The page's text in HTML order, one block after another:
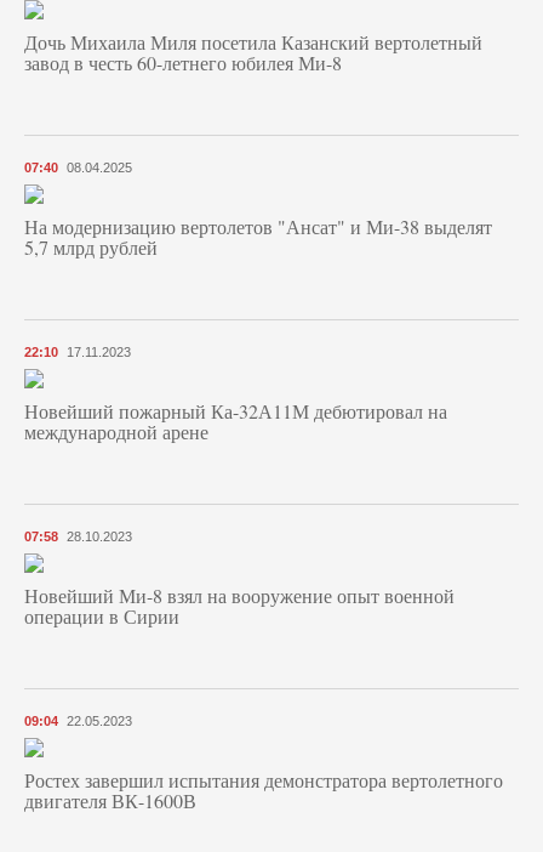
Дочь Михаила Миля посетила Казанский вертолетный
завод в честь 60-летнего юбилея Ми-8
07:40 08.04.2025
На модернизацию вертолетов "Ансат" и Ми-38 выделят
5,7 млрд рублей
22:10 17.11.2023
Новейший пожарный Ка-32А11М дебютировал на
международной арене
07:58 28.10.2023
Новейший Ми-8 взял на вооружение опыт военной
операции в Сирии
09:04 22.05.2023
Ростех завершил испытания демонстратора вертолетного
двигателя ВК-1600В